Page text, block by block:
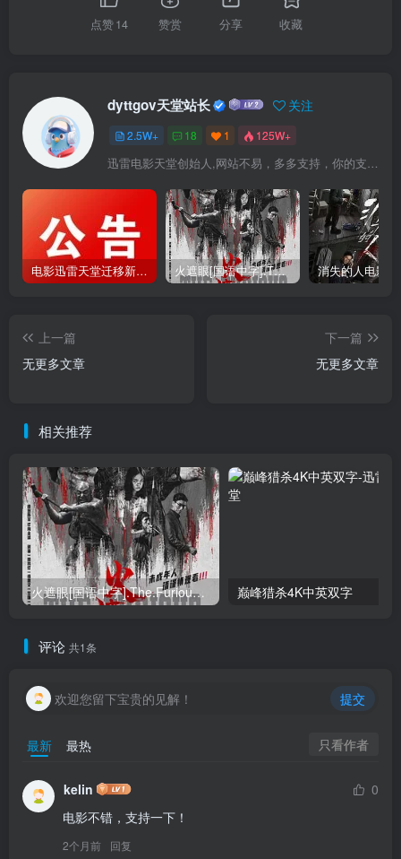
点赞14 赞赏 分享 收藏
dyttgov天堂站长 关注
2.5W+ 18 1 125W+
迅雷电影天堂创始人,网站不易，多多支持，你的支持，是我前进的动力！
电影迅雷天堂迁移新服务器,正常更新，维护完毕! 火遮眼[国语中字].The.Furious.2026.1080p+2160p高清下载
上一篇
无更多文章
下一篇
无更多文章
相关推荐
火遮眼[国语中字].The.Furious.2026.1080p+2160p高清下载 巅峰猎杀4K中英双字
评论 共1条
欢迎您留下宝贵的见解！ 提交
最新 最热 只看作者
kelin
0
电影不错，支持一下！
2个月前 回复